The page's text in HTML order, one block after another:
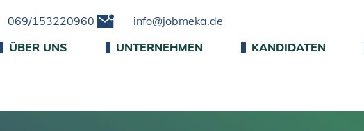
069/153220960
info@jobmeka.de
ÜBER UNS
UNTERNEHMEN KANDIDATEN